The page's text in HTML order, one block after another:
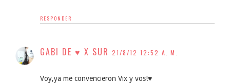
RESPONDER
GABI DE ♥ X SUR 21/8/12 12:52 A. M.
Voy,ya me convencieron Vix y vos!♥